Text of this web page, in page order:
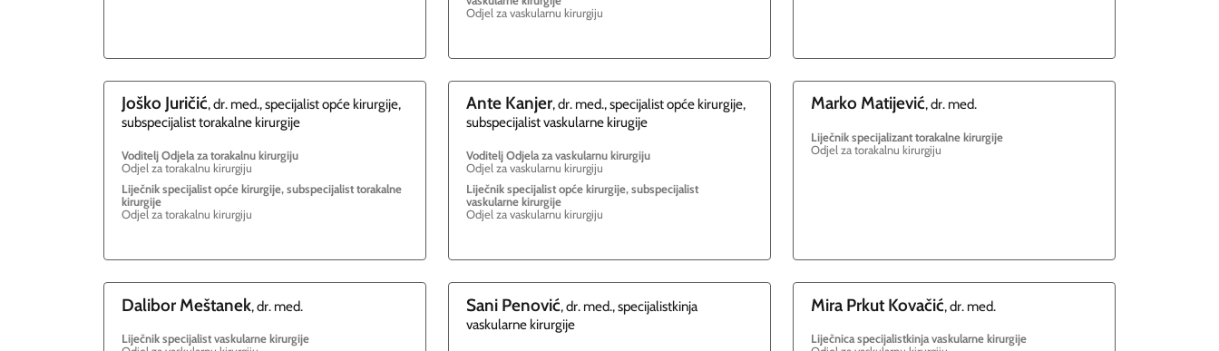
Odjel za vaskularnu kirurgiju
Joško Juričić, dr. med., specijalist opće kirurgije,
subspecijalist torakalne kirurgije
Voditelj Odjela za torakalnu kirurgiju
Odjel za torakalnu kirurgiju
Liječnik specijalist opće kirurgije, subspecijalist torakalne
kirurgije
Odjel za torakalnu kirurgiju
Ante Kanjer, dr. med., specijalist opće kirurgije,
subspecijalist vaskularne kirugije
Voditelj Odjela za vaskularnu kirurgiju
Odjel za vaskularnu kirurgiju
Liječnik specijalist opće kirurgije, subspecijalist
vaskularne kirurgije
Odjel za vaskularnu kirurgiju
Marko Matijević, dr. med.
Liječnik specijalizant torakalne kirurgije
Odjel za torakalnu kirurgiju
Dalibor Meštanek, dr. med.
Liječnik specijalist vaskularne kirurgije
Sani Penović, dr. med., specijalistkinja
vaskularne kirurgije
Mira Prkut Kovačić, dr. med.
Liječnica specijalistkinja vaskularne kirurgije